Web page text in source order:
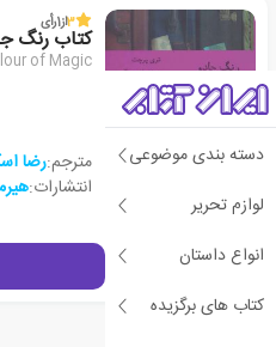
دسته بندی موضوعی
لوازم تحریر
انواع داستان
کتاب های برگزیده
3از1رأی
کتاب رنگ
of Magic
مترجم:رضا
انتشارات:
جزئیات